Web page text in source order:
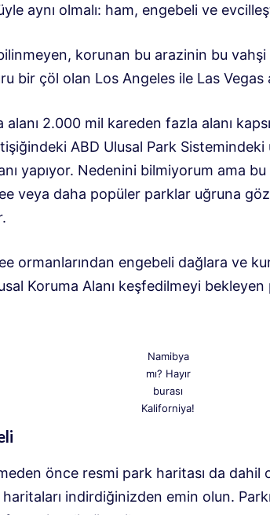
aynı olmalı: ham, engebeli ve
korunan bu arazinin bu vahşi
bir çöl olan Los Angeles ile Las Vegas
alanı 2.000 mil kareden fazla alanı
ABD Ulusal Park
yapıyor. Nedenini bilmiyorum ama
veya daha popüler parklar uğruna
ormanlarından engebeli dağlara ve
Koruma Alanı keşfedilmeyi
Namibya
mı? Hayır
burası
Kaliforniya!
önce resmi park haritası da dahil
haritaları indirdiğinizden emin olun.